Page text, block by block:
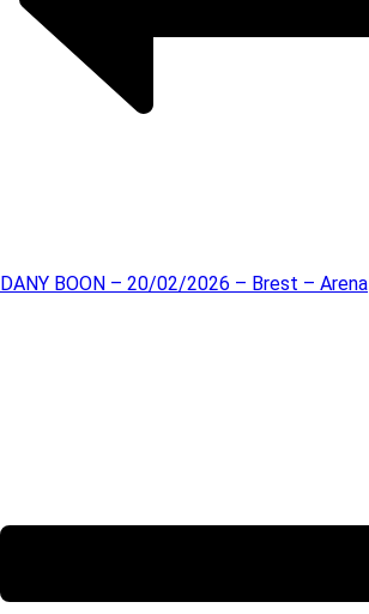
DANY BOON – 20/02/2026 – Brest – Arena